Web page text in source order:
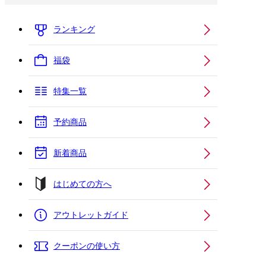
ランキング
福袋
特集一覧
予約商品
新着商品
はじめての方へ
アウトレットガイド
クーポンの使い方